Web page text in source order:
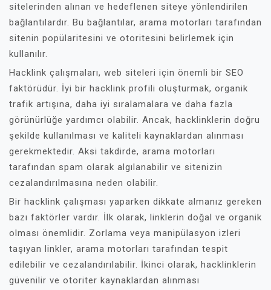
sitelerinden alınan ve hedeflenen siteye yönlendirilen
bağlantılardır. Bu bağlantılar, arama motorları tarafından
sitenin popülaritesini ve otoritesini belirlemek için
kullanılır.
Hacklink çalışmaları, web siteleri için önemli bir SEO
faktörüdür. İyi bir hacklink profili oluşturmak, organik
trafik artışına, daha iyi sıralamalara ve daha fazla
görünürlüğe yardımcı olabilir. Ancak, hacklinklerin doğru
şekilde kullanılması ve kaliteli kaynaklardan alınması
gerekmektedir. Aksi takdirde, arama motorları
tarafından spam olarak algılanabilir ve sitenizin
cezalandırılmasına neden olabilir.
Bir hacklink çalışması yaparken dikkate almanız gereken
bazı faktörler vardır. İlk olarak, linklerin doğal ve organik
olması önemlidir. Zorlama veya manipülasyon izleri
taşıyan linkler, arama motorları tarafından tespit
edilebilir ve cezalandırılabilir. İkinci olarak, hacklinklerin
güvenilir ve otoriter kaynaklardan alınması